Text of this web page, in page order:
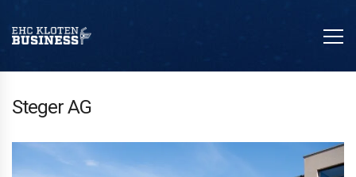
Steger AG